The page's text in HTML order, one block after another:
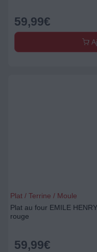
59,99€
Plat / Terrine / Moule
Plat au four EMILE
rouge
59,99€